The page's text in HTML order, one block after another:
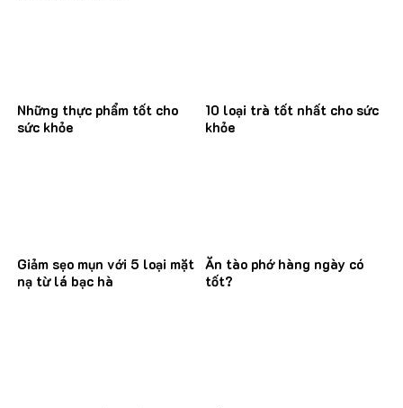
Những thực phẩm tốt cho
sức khỏe
10 loại trà tốt nhất cho sức
khỏe
Giảm sẹo mụn với 5 loại mặt
nạ từ lá bạc hà
Ăn tào phớ hàng ngày có
tốt?